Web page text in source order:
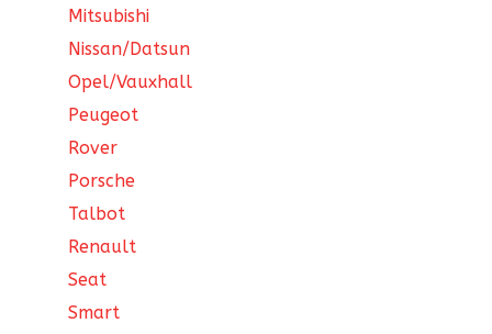
Mitsubishi
Nissan/Datsun
Opel/Vauxhall
Peugeot
Rover
Porsche
Talbot
Renault
Seat
Smart